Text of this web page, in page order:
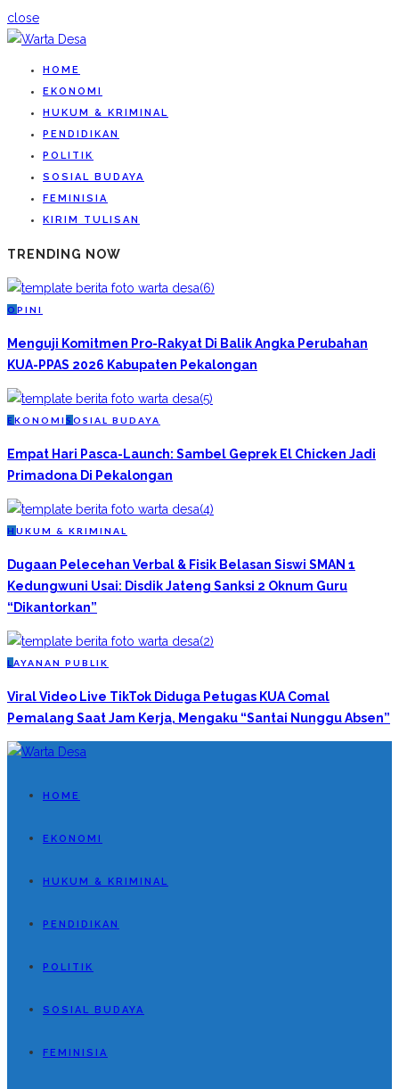
close
HOME
EKONOMI
HUKUM & KRIMINAL
PENDIDIKAN
POLITIK
SOSIAL BUDAYA
FEMINISIA
KIRIM TULISAN
TRENDING NOW
O PINI
Menguji Komitmen Pro-Rakyat Di Balik Angka Perubahan
KUA-PPAS 2026 Kabupaten Pekalongan
EKONOMI S OSIAL BUDAYA
Empat Hari Pasca-Launch: Sambel Geprek El Chicken Jadi
Primadona Di Pekalongan
H UKUM & KRIMINAL
Dugaan Pelecehan Verbal & Fisik Belasan Siswi SMAN 1
Kedungwuni Usai: Disdik Jateng Sanksi 2 Oknum Guru
“Dikantorkan”
L AYANAN PUBLIK
Viral Video Live TikTok Diduga Petugas KUA Comal
Pemalang Saat Jam Kerja, Mengaku “Santai Nunggu Absen”
HOME
EKONOMI
HUKUM & KRIMINAL
PENDIDIKAN
POLITIK
SOSIAL BUDAYA
FEMINISIA